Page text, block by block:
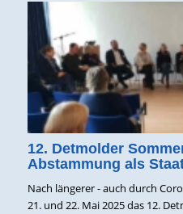
12. Detmolder
Abstammung als
Nach längerer - auch durch
21. und 22. Mai 2025 das 12.